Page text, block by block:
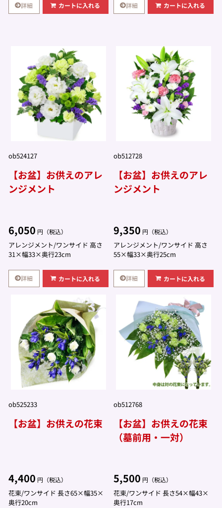
詳細 カートに入れる 詳細 カートに入れる
ob524127
【お盆】お供えのアレ
ンジメント
6,050 円（税込）
アレンジメント/ワンサイド 高さ
31×幅33×奥行23cm
詳細 カートに入れる
ob512728
【お盆】お供えのアレ
ンジメント
9,350 円（税込）
アレンジメント/ワンサイド 高さ
55×幅33×奥行25cm
詳細 カートに入れる
ob525233
【お盆】お供えの花束
4,400 円（税込）
花束/ワンサイド 長さ65×幅35×
奥行20cm
ob512768
【お盆】お供えの花束
（墓前用・一対）
5,500 円（税込）
花束/ワンサイド 長さ54×幅43×
奥行17cm